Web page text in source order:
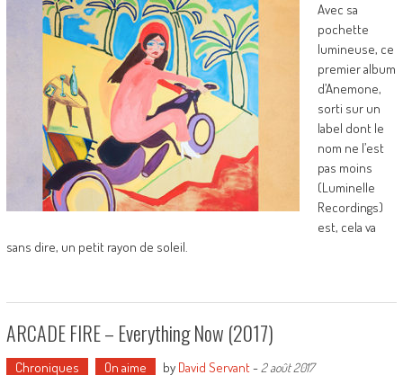
Avec sa
pochette
lumineuse, ce
premier album
d’Anemone,
sorti sur un
label dont le
nom ne l’est
pas moins
(Luminelle
Recordings)
est, cela va
sans dire, un petit rayon de soleil.
ARCADE FIRE – Everything Now (2017)
Chroniques On aime by David Servant- 2 août 2017